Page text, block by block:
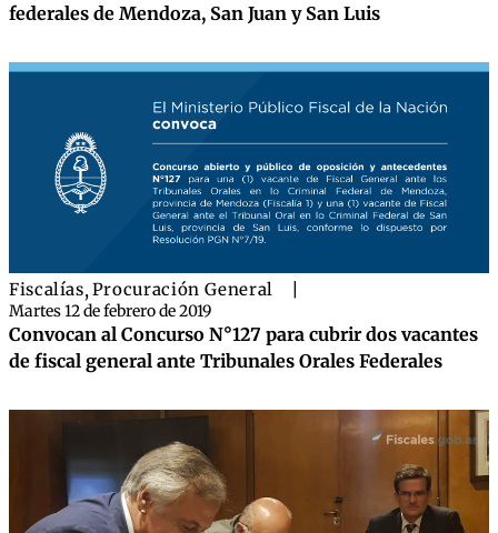
federales de Mendoza, San Juan y San Luis
Fiscalías, Procuración General
Martes 12 de febrero de 2019
Convocan al Concurso N°127 para cubrir dos vacantes
de fiscal general ante Tribunales Orales Federales